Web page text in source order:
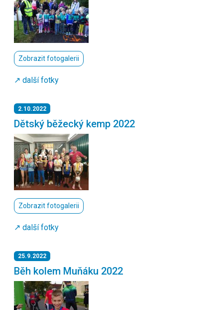
Zobrazit fotogalerii
↗️ další fotky
2.10.2022
Dětský běžecký kemp 2022
Zobrazit fotogalerii
↗️ další fotky
25.9.2022
Běh kolem Muňáku 2022